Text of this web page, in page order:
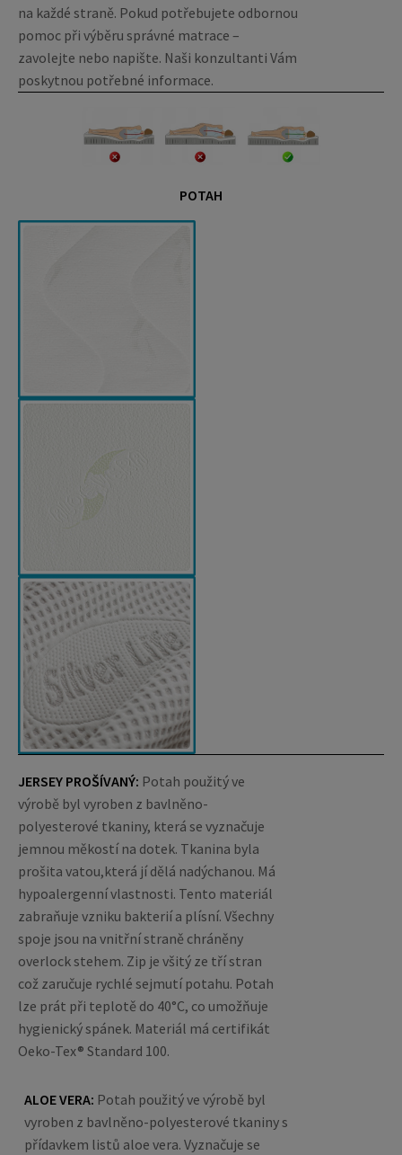
na každé straně. Pokud potřebujete odbornou
pomoc při výběru správné matrace –
zavolejte nebo napište. Naši konzultanti Vám
poskytnou potřebné informace.
POTAH
JERSEY PROŠÍVANÝ: Potah použitý ve
výrobě byl vyroben z bavlněno-
polyesterové tkaniny, která se vyznačuje
jemnou měkostí na dotek. Tkanina byla
prošita vatou,která jí dělá nadýchanou. Má
hypoalergenní vlastnosti. Tento materiál
zabraňuje vzniku bakterií a plísní. Všechny
spoje jsou na vnitřní straně chráněny
overlock stehem. Zip je všitý ze tří stran
což zaručuje rychlé sejmutí potahu. Potah
lze prát při teplotě do 40°C, co umožňuje
hygienický spánek. Materiál má certifikát
Oeko-Tex® Standard 100.
ALOE VERA: Potah použitý ve výrobě byl
vyroben z bavlněno-polyesterové tkaniny s
přídavkem listů aloe vera. Vyznačuje se